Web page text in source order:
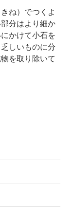
ね）でつくよ
分はより細か
かけて小石を
しいものに分
を取り除いて